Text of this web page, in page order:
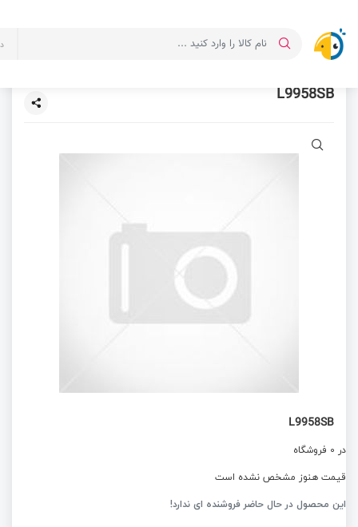
L9958SB
L9958SB
در 0 فروشگاه
قیمت هنوز مشخص نشده است
این محصول در حال حاضر فروشنده ای ندارد!